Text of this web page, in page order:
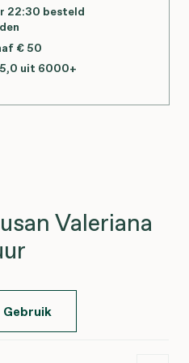
22:30 besteld
€ 50
uit 6000+
Valeriana
Gebruik